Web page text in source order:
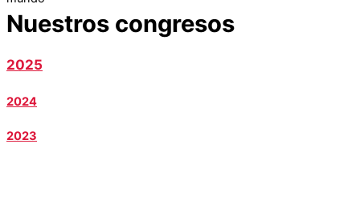
Nuestros congresos
2025
2024
2023